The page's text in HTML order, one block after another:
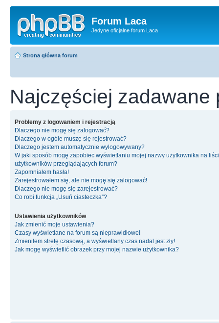
Forum Laca
Jedyne oficjalne forum Laca
Strona główna forum
Najczęściej zadawane
Problemy z logowaniem i rejestracją
Dlaczego nie mogę się zalogować?
Dlaczego w ogóle muszę się rejestrować?
Dlaczego jestem automatycznie wylogowywany?
W jaki sposób mogę zapobiec wyświetlaniu mojej nazwy użytkownika na
użytkowników przeglądających forum?
Zapomniałem hasła!
Zarejestrowałem się, ale nie mogę się zalogować!
Dlaczego nie mogę się zarejestrować?
Co robi funkcja „Usuń ciasteczka”?
Ustawienia użytkowników
Jak zmienić moje ustawienia?
Czasy wyświetlane na forum są nieprawidłowe!
Zmieniłem strefę czasową, a wyświetlany czas nadal jest zły!
Jak mogę wyświetlić obrazek przy mojej nazwie użytkownika?